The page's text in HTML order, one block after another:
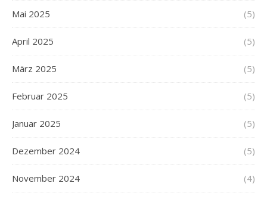
Mai 2025 (5)
April 2025 (5)
März 2025 (5)
Februar 2025 (5)
Januar 2025 (5)
Dezember 2024 (5)
November 2024 (4)